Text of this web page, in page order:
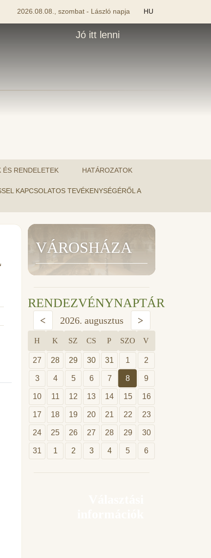
2026.08.08., szombat - László napja HU
Jó itt lenni
ÉS RENDELETEK
HATÁROZATOK
KAPCSOLATOS TEVÉKENYSÉGÉRŐL A
VÁROSHÁZA
RENDEZVÉNYNAPTÁR
< 2026. augusztus >
H K SZ CS P SZO V
27 28 29 30 31 1 2
3 4 5 6 7 8 9
10 11 12 13 14 15 16
17 18 19 20 21 22 23
24 25 26 27 28 29 30
31 1 2 3 4 5 6